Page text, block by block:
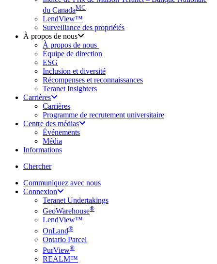
du CanadaMC
LendView™
Surveillance des propriétés
À propos de nous
À propos de nous
Équipe de direction
ESG
Inclusion et diversité
Récompenses et reconnaissances
Teranet Insighters
Carrières
Carrières
Programme de recrutement universitaire
Centre des médias
Événements
Média
Informations
Cherchersearch
Communiquez avec nous
Connexion
Teranet Undertakings
GeoWarehouse®
LendView™
OnLand®
Ontario Parcel
PurView®
REALM™